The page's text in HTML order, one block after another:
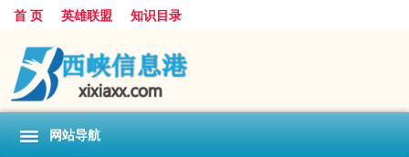
首 页 英雄联盟 知识目录
网站导航